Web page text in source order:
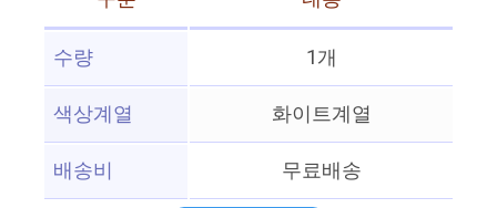
수량
1개
색상계열
화이트계열
배송비
무료배송